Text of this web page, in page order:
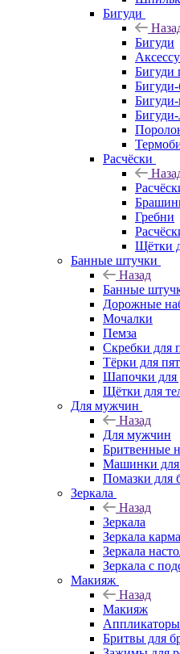
Бигуди
Бигуди
Бигуди
Расчёски
Гребни
Щётки
Банные штучки
Назад
Банные
Дорожные
Мочалки
Пемза
Скребки для
Тёрки для
Шапочки для
Щётки для
Для мужчин
Назад
Для мужчин
Бритвенные
Машинки для
Помазки для
Зеркала
Назад
Зеркала
Зеркала
Зеркала
Зеркала с
Макияж
Назад
Макияж
Бритвы для